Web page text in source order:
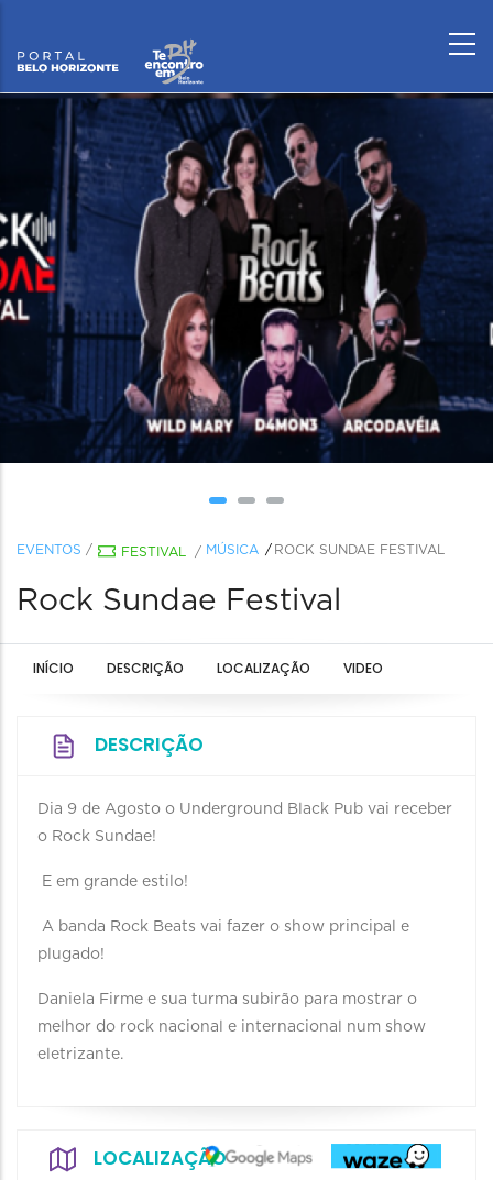
EVENTOS / FESTIVAL / MÚSICA ROCK SUNDAE FESTIVAL
Rock Sundae Festival
INÍCIO DESCRIÇÃO LOCALIZAÇÃO VIDEO
DESCRIÇÃO
Dia 9 de Agosto o Underground Black Pub vai receber
o Rock Sundae!
E em grande estilo!
A banda Rock Beats vai fazer o show principal e
plugado!
Daniela Firme e sua turma subirão para mostrar o
melhor do rock nacional e internacional num show
eletrizante.
LOCALIZAÇÃO